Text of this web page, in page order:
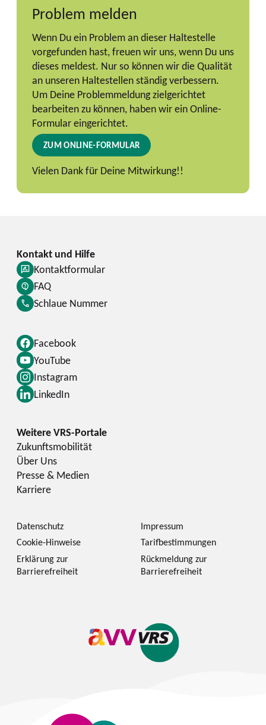
Problem melden
Wenn Du ein Problem an dieser Haltestelle
vorgefunden hast, freuen wir uns, wenn Du uns
dieses meldest. Nur so können wir die Qualität
an unseren Haltestellen ständig verbessern.
Um Deine Problemmeldung zielgerichtet
bearbeiten zu können, haben wir ein Online-
Formular eingerichtet.
ZUM ONLINE-FORMULAR
Vielen Dank für Deine Mitwirkung!!
Facebook
YouTube
Instagram
LinkedIn
Kontaktformular
FAQ
Schlaue Nummer
Zukunftsmobilität
Über Uns
Presse & Medien
Karriere
Datenschutz
Impressum
Cookie-Hinweise
Tarifbestimmungen
Erklärung zur
Barrierefreiheit
Rückmeldung zur
Barrierefreiheit